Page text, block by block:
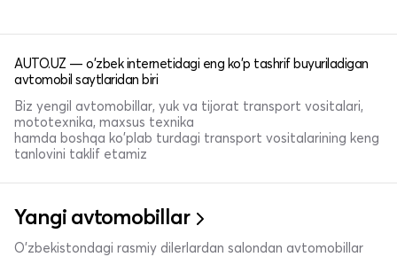
AUTO.UZ — o'zbek internetidagi eng ko'p tashrif buyuriladigan
avtomobil saytlaridan biri
Biz yengil avtomobillar, yuk va tijorat transport vositalari,
mototexnika, maxsus texnika
hamda boshqa ko'plab turdagi transport vositalarining keng
tanlovini taklif etamiz
Yangi avtomobillar
O'zbekistondagi rasmiy dilerlardan salondan avtomobillar